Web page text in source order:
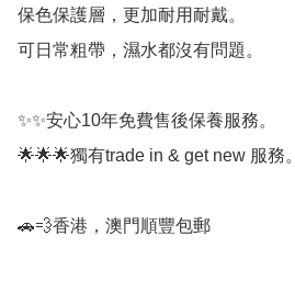
保色保護層，更加耐用耐戴。
可日常粗帶，濕水都沒有問題。
✨✨安心10年免費售後保養服務。
🌟🌟🌟獨有trade in & get new 服務。